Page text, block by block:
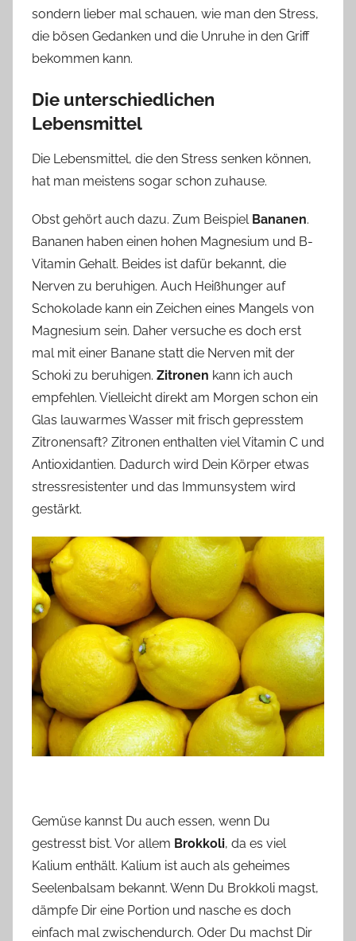
sondern lieber mal schauen, wie man den Stress,
die bösen Gedanken und die Unruhe in den Griff
bekommen kann.
Die unterschiedlichen
Lebensmittel
Die Lebensmittel, die den Stress senken können,
hat man meistens sogar schon zuhause.
Obst gehört auch dazu. Zum BeispielBananen.
Bananen haben einen hohen Magnesium und B-
Vitamin Gehalt. Beides ist dafür bekannt, die
Nerven zu beruhigen. Auch Heißhunger auf
Schokolade kann ein Zeichen eines Mangels von
Magnesium sein. Daher versuche es doch erst
mal mit einer Banane statt die Nerven mit der
Schoki zu beruhigen. Zitronen kann ich auch
empfehlen. Vielleicht direkt am Morgen schon ein
Glas lauwarmes Wasser mit frisch gepresstem
Zitronensaft? Zitronen enthalten viel Vitamin C und
Antioxidantien. Dadurch wird Dein Körper etwas
stressresistenter und das Immunsystem wird
gestärkt.
Gemüse kannst Du auch essen, wenn Du
gestresst bist. Vor allem Brokkoli, da es viel
Kalium enthält. Kalium ist auch als geheimes
Seelenbalsam bekannt. Wenn Du Brokkoli magst,
dämpfe Dir eine Portion und nasche es doch
einfach mal zwischendurch. Oder Du machst Dir